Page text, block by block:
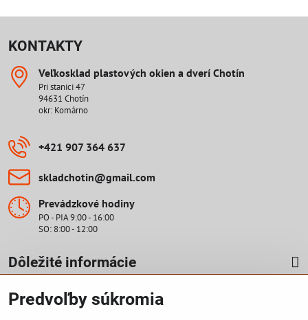
KONTAKTY
Veľkosklad plastových okien a dverí Chotín
Pri stanici 47
94631 Chotín
okr: Komárno
+421 907 364 637
skladchotin​@gmail​.com
Prevádzkové hodiny
PO - PIA 9:00 - 16:00
SO: 8:00 - 12:00
Dôležité informácie
Cenová ponuka
Predvoľby súkromia